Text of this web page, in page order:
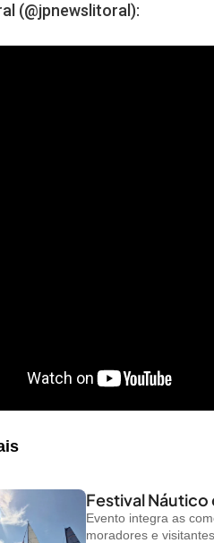
(@jpnewslitoral):
Festival
Evento integra as
moradores e